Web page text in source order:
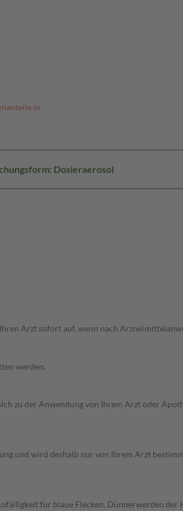
in
Dosieraerosol
Arzt sofort auf, wenn nach
werden.
zu der Anwendung von Ihrem Arzt oder
und wird deshalb nur von Ihrem Arzt
für blaue Flecken, Dünnerwerden der